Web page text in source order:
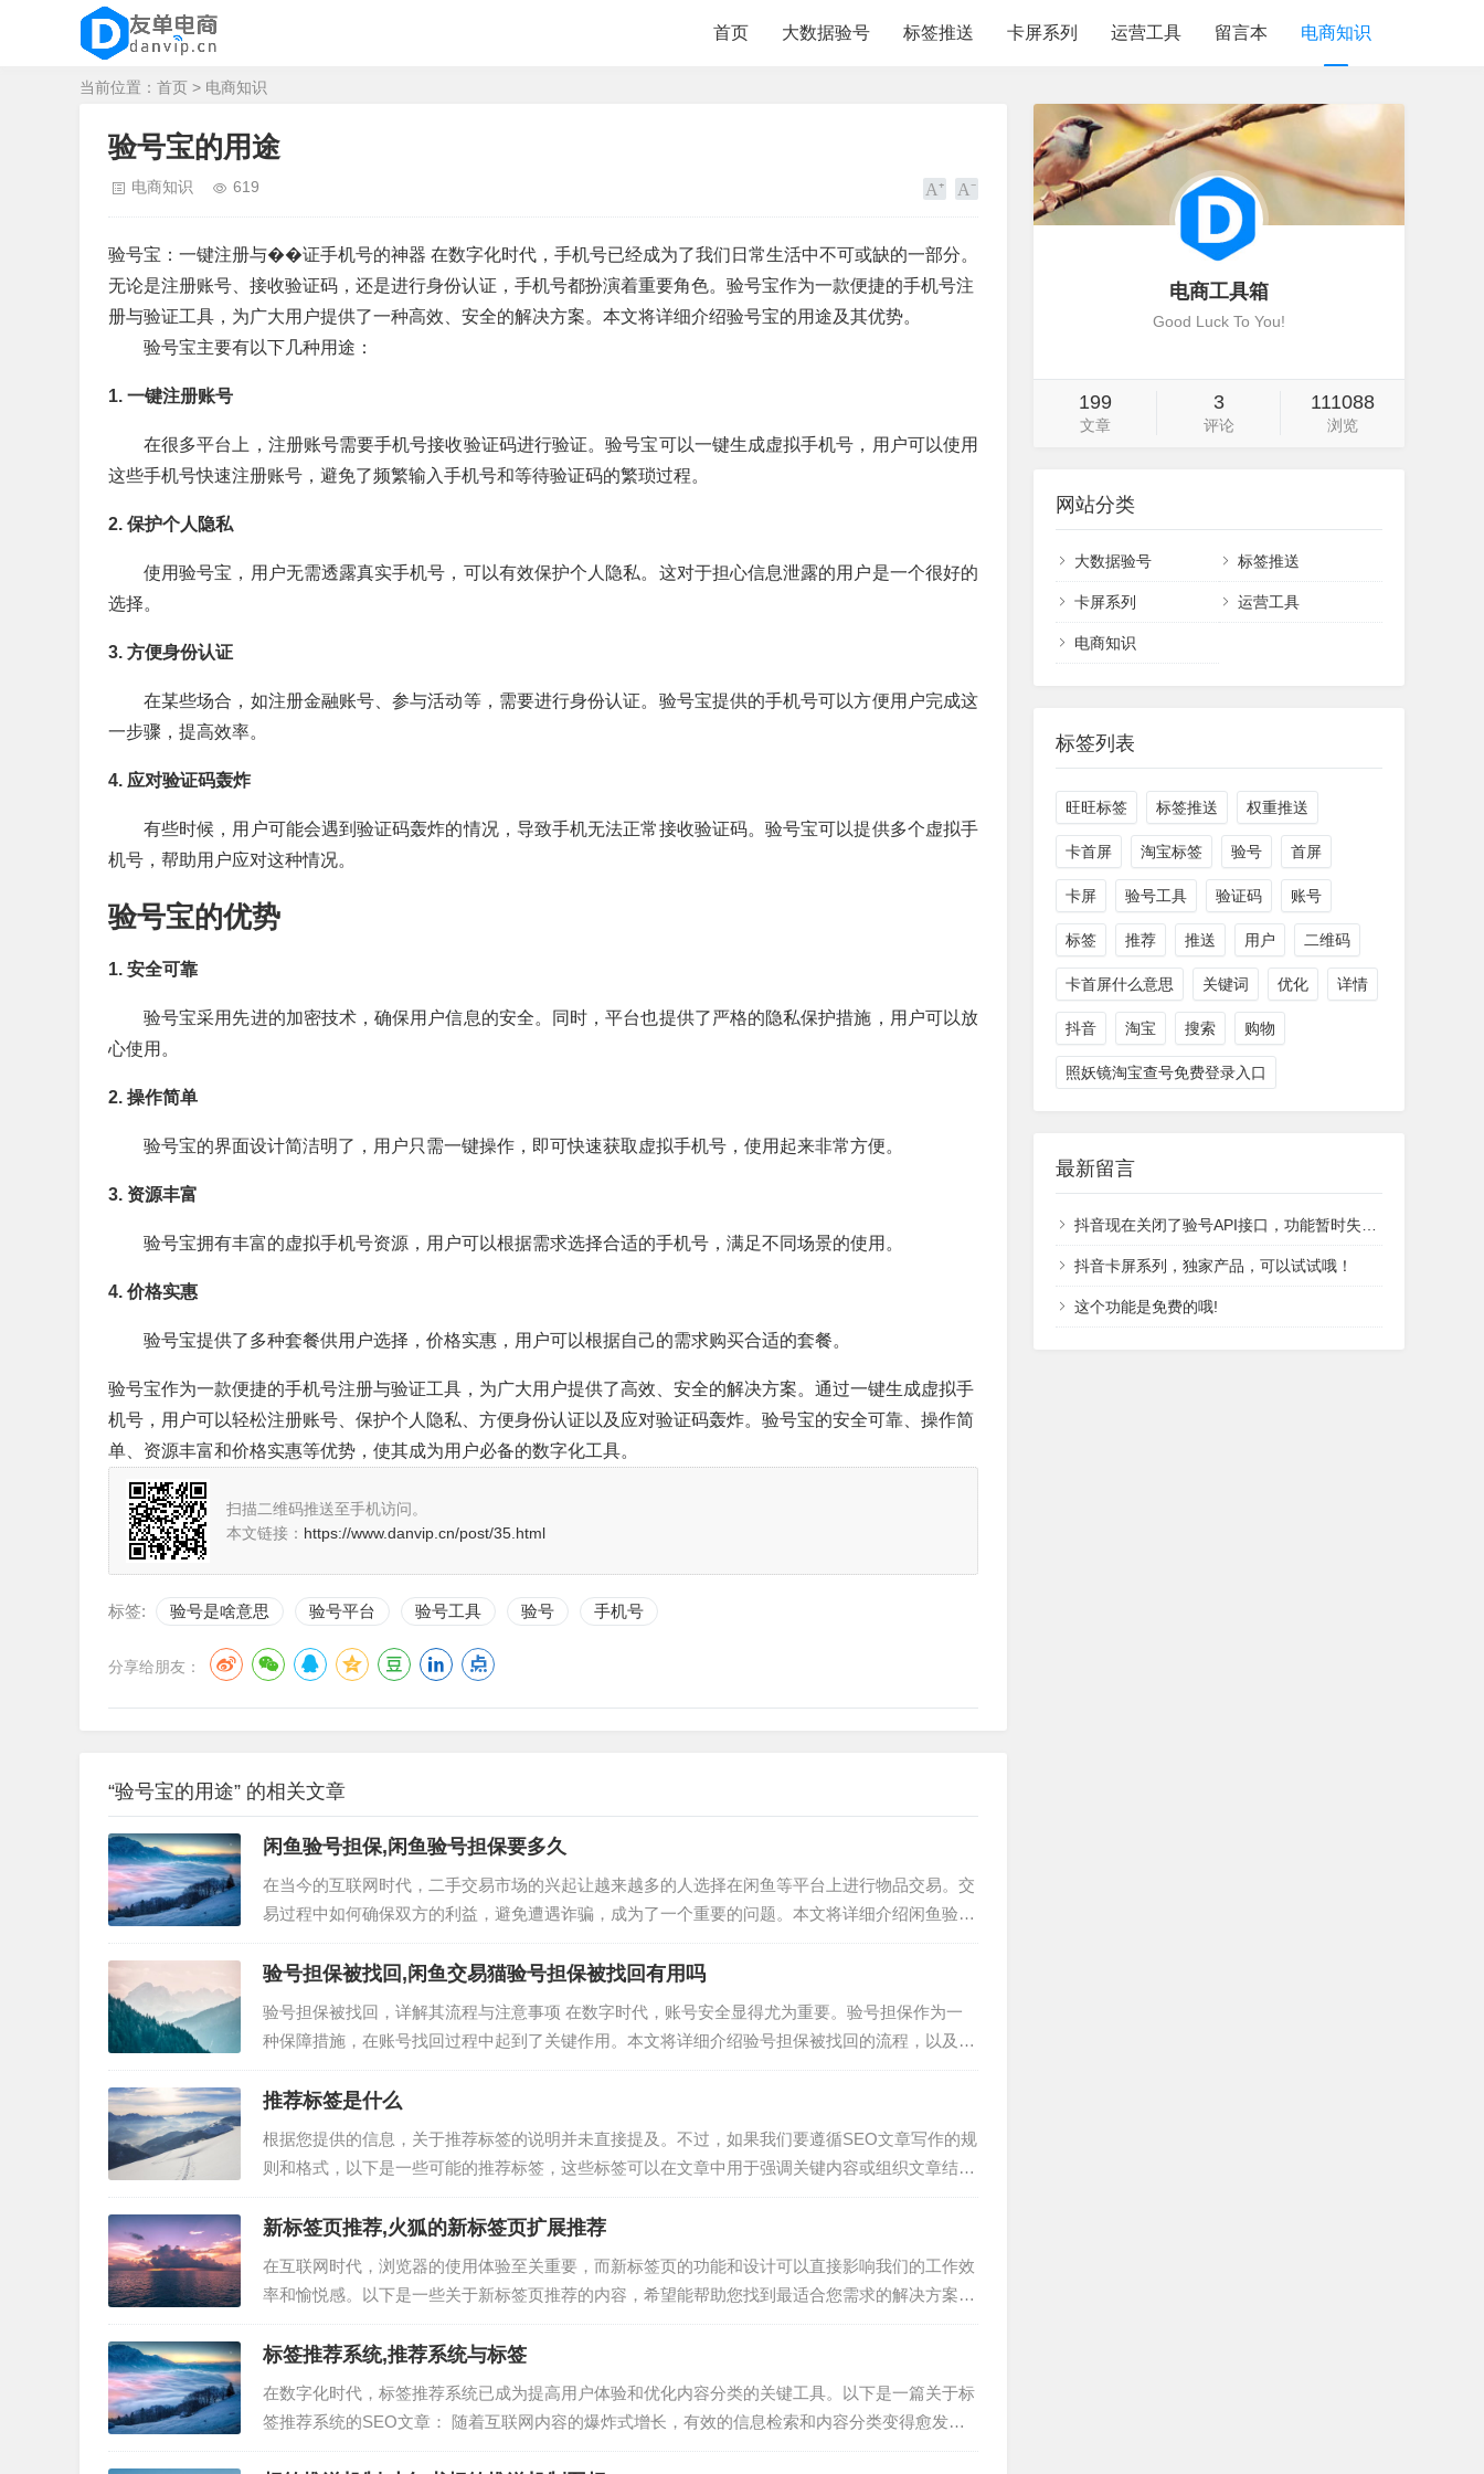
首页 大数据验号 标签推送 卡屏系列 运营工具 留言本 电商知识
当前位置： 首页 > 电商知识
验号宝的用途
电商知识 619
验号宝：一键注册与��证手机号的神器 在数字化时代，手机号已经成为了我们日常生活中不可或缺的一部分。
无论是注册账号、接收验证码，还是进行身份认证，手机号都扮演着重要角色。验号宝作为一款便捷的手机号注
册与验证工具，为广大用户提供了一种高效、安全的解决方案。本文将详细介绍验号宝的用途及其优势。
验号宝主要有以下几种用途：
1. 一键注册账号
在很多平台上，注册账号需要手机号接收验证码进行验证。验号宝可以一键生成虚拟手机号，用户可以使用
这些手机号快速注册账号，避免了频繁输入手机号和等待验证码的繁琐过程。
2. 保护个人隐私
使用验号宝，用户无需透露真实手机号，可以有效保护个人隐私。这对于担心信息泄露的用户是一个很好的
选择。
3. 方便身份认证
在某些场合，如注册金融账号、参与活动等，需要进行身份认证。验号宝提供的手机号可以方便用户完成这
一步骤，提高效率。
4. 应对验证码轰炸
有些时候，用户可能会遇到验证码轰炸的情况，导致手机无法正常接收验证码。验号宝可以提供多个虚拟手
机号，帮助用户应对这种情况。
验号宝的优势
1. 安全可靠
验号宝采用先进的加密技术，确保用户信息的安全。同时，平台也提供了严格的隐私保护措施，用户可以放
心使用。
2. 操作简单
验号宝的界面设计简洁明了，用户只需一键操作，即可快速获取虚拟手机号，使用起来非常方便。
3. 资源丰富
验号宝拥有丰富的虚拟手机号资源，用户可以根据需求选择合适的手机号，满足不同场景的使用。
4. 价格实惠
验号宝提供了多种套餐供用户选择，价格实惠，用户可以根据自己的需求购买合适的套餐。
验号宝作为一款便捷的手机号注册与验证工具，为广大用户提供了高效、安全的解决方案。通过一键生成虚拟手
机号，用户可以轻松注册账号、保护个人隐私、方便身份认证以及应对验证码轰炸。验号宝的安全可靠、操作简
单、资源丰富和价格实惠等优势，使其成为用户必备的数字化工具。
扫描二维码推送至手机访问。
本文链接： https://www.danvip.cn/post/35.html
标签: 验号是啥意思 验号平台 验号工具 验号 手机号
分享给朋友：
“验号宝的用途” 的相关文章
闲鱼验号担保,闲鱼验号担保要多久
在当今的互联网时代，二手交易市场的兴起让越来越多的人选择在闲鱼等平台上进行物品交易。交
易过程中如何确保双方的利益，避免遭遇诈骗，成为了一个重要的问题。本文将详细介绍闲鱼验号
担保的相关内容，帮助用户安心交易。 一、什么是闲鱼验号担保 闲鱼验号担保是闲鱼平台推出的
一项保障交易安全的贴心服务。通过该…
验号担保被找回,闲鱼交易猫验号担保被找回有用吗
验号担保被找回，详解其流程与注意事项 在数字时代，账号安全显得尤为重要。验号担保作为一
种保障措施，在账号找回过程中起到了关键作用。本文将详细介绍验号担保被找回的流程，以及在
此过程中需要注意的事项。 验号担保是一种安全机制，旨在确保账号在找回过程中能够得到有效
保护。当用户忘记密码或账号被锁定…
推荐标签是什么
根据您提供的信息，关于推荐标签的说明并未直接提及。不过，如果我们要遵循SEO文章写作的规
则和格式，以下是一些可能的推荐标签，这些标签可以在文章中用于强调关键内容或组织文章结
构： 1. ``：用于文章的主标题，通常包含关键词。 2. ``、``、``：用于文章中的副标题，可以用来
创建文章的层级结构。…
新标签页推荐,火狐的新标签页扩展推荐
在互联网时代，浏览器的使用体验至关重要，而新标签页的功能和设计可以直接影响我们的工作效
率和愉悦感。以下是一些关于新标签页推荐的内容，希望能帮助您找到最适合您需求的解决方案。
新标签页是浏览器中不可或缺的一个功能，它不仅能够帮助我们快速打开新的网页，还能提供丰富
的个性化设置。以下是一些值得推荐的…
标签推荐系统,推荐系统与标签
在数字化时代，标签推荐系统已成为提高用户体验和优化内容分类的关键工具。以下是一篇关于标
签推荐系统的SEO文章： 随着互联网内容的爆炸式增长，有效的信息检索和内容分类变得愈发重
要。标签推荐系统不仅能够帮助用户快速找到所需内容，还能提高网站的整体SEO表现。 一、标
电商工具箱
Good Luck To You!
199
文章
3
评论
111088
浏览
网站分类
大数据验号 标签推送
卡屏系列 运营工具
电商知识
标签列表
旺旺标签 标签推送 权重推送
卡首屏 淘宝标签 验号 首屏
卡屏 验号工具 验证码 账号
标签 推荐 推送 用户 二维码
卡首屏什么意思 关键词 优化 详情
抖音 淘宝 搜索 购物
照妖镜淘宝查号免费登录入口
最新留言
抖音现在关闭了验号API接口，功能暂时失效，恢复时间不能确定。
抖音卡屏系列，独家产品，可以试试哦！
这个功能是免费的哦!